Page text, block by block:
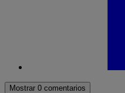
Mostrar 0 comentarios